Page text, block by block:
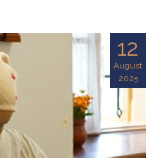
12
August
2025